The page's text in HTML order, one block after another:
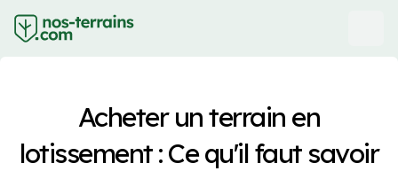
Acheter un terrain en
lotissement : Ce qu'il faut savoir